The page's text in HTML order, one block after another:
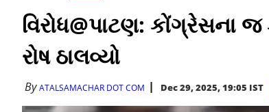
વિરોધ@પાટણ: કોંગ્રેસના
રોષ ઠાલવ્યો
ByATALSAMACHAR DOT COM Dec 29, 2025, 19:05 IST